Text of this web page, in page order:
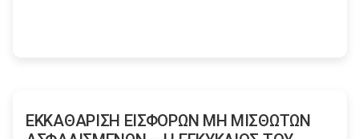
ΕΚΚΑΘΑΡΙΣΗ ΕΙΣΦΟΡΩΝ ΜΗ ΜΙΣΘΩΤΩΝ